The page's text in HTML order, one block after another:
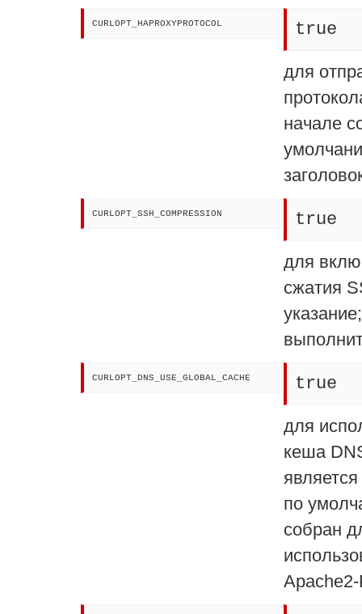
CURLOPT_HAPROXYPROTOCOL true
для
начале
CURLOPT_SSH_COMPRESSION true
для
сжатия
CURLOPT_DNS_USE_GLOBAL_CACHE true
для
кеша
по
собран